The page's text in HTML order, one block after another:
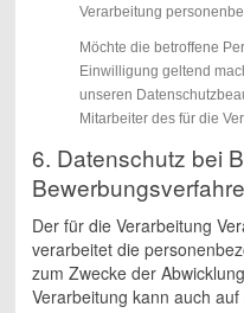
Verarbeitung
Möchte die betroffene
Einwilligung geltend
unseren
Mitarbeiter des für die
6. Datenschutz bei
Der für die Verarbeitung
verarbeitet die
zum Zwecke der
Verarbeitung kann auch